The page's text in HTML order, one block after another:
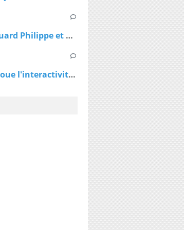
Plainte contre Édouard Philippe et Agnès Buzyn : "On nous a menti depuis le début"
Coronavirus : RTL joue l'interactivité et lance des podcasts